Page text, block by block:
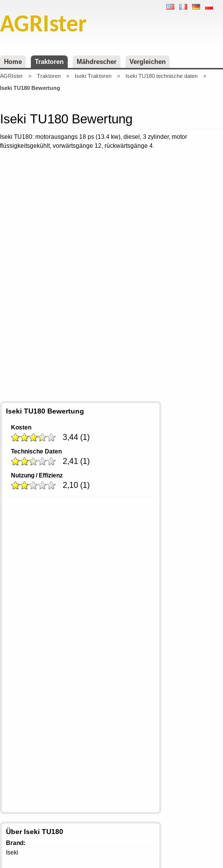
AGRIster
Home Traktoren Mähdrescher Vergleichen
AGRIster > Traktoren > Iseki Traktoren > Iseki TU180 technische daten
>
Iseki TU180 Bewertung
Iseki TU180 Bewertung
Iseki TU180: motorausgangs 18 ps (13.4 kw), diesel, 3 zylinder, motor
flüssigkeitsgekühlt, vorwärtsgänge 12, rückwärtsgänge 4.
Iseki TU180 Bewertung
Kosten
3,44 (1)
Technische Daten
2,41 (1)
Nutzung / Effizienz
2,10 (1)
Über Iseki TU180
Brand:
Iseki